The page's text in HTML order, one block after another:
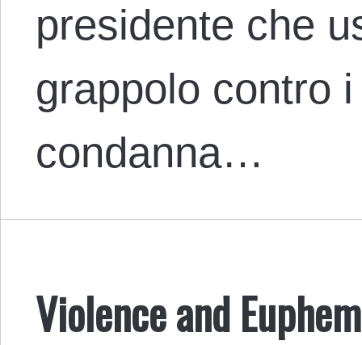
presidente che
grappolo contro
condanna…
Violence and